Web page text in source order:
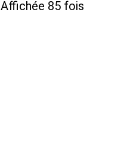
Affichée 85 fois